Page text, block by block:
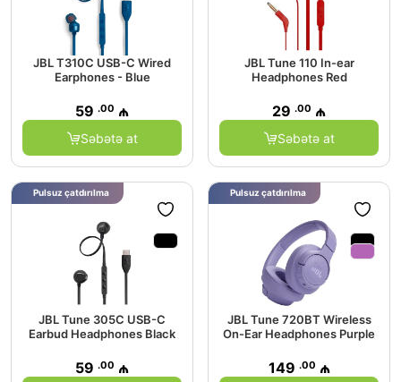
JBL T310C USB-C Wired
Earphones - Blue
59 .00 ₼
Səbətə at
JBL Tune 110 In-ear
Headphones Red
29 .00 ₼
Səbətə at
JBL Tune 305C USB-C
Earbud Headphones Black
59 .00 ₼
Pulsuz çatdırılma
JBL Tune 720BT Wireless
On-Ear Headphones Purple
149 .00 ₼
Pulsuz çatdırılma